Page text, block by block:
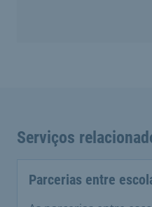
Serviços
Parcerias entre